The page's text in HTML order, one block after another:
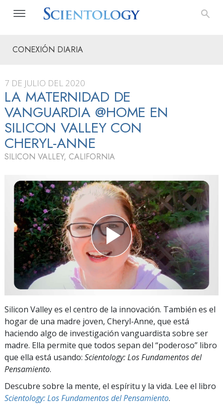
CONEXIÓN DIARIA
7 DE JULIO DEL 2020
LA MATERNIDAD DE
VANGUARDIA @HOME EN
SILICON VALLEY CON
CHERYL-ANNE
SILICON VALLEY, CALIFORNIA
Silicon Valley es el centro de la innovación. También es el
hogar de una madre joven, Cheryl-Anne, que está
haciendo algo de investigación vanguardista sobre ser
madre. Ella permite que todos sepan del “poderoso” libro
que ella está usando: Scientology: Los Fundamentos del
Pensamiento.
Descubre sobre la mente, el espíritu y la vida. Lee el libro
Scientology: Los Fundamentos del Pensamiento.